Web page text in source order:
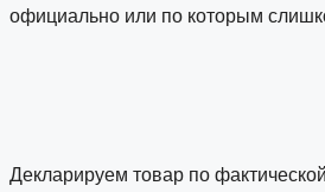
официально или по которым
Декларируем товар по